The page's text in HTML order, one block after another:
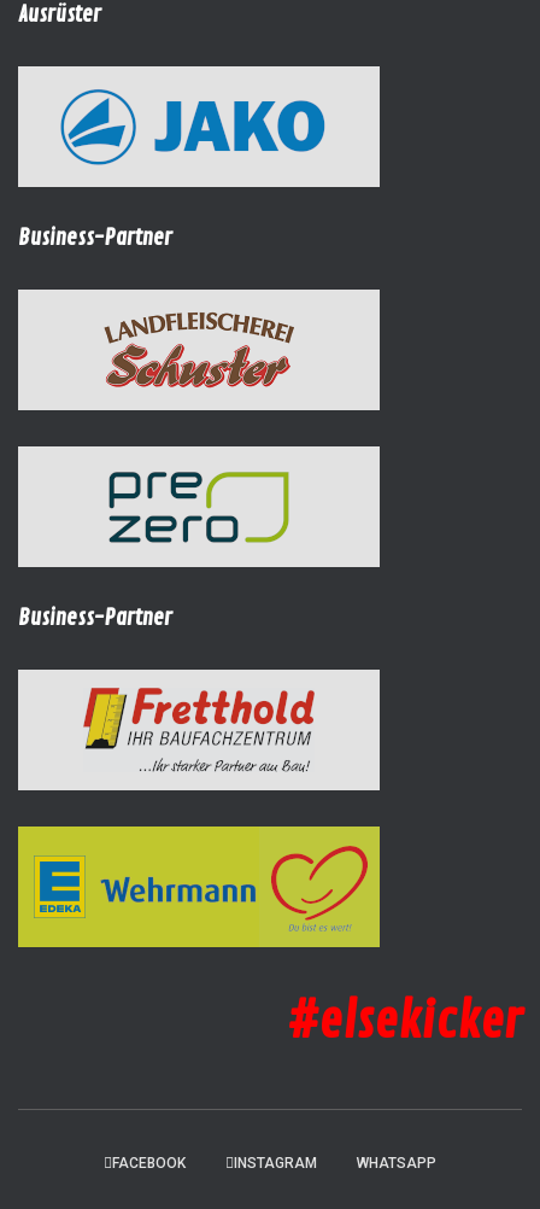
Ausrüster
Business-Partner
Business-Partner
#elsekicker
FACEBOOK INSTAGRAM WHATSAPP